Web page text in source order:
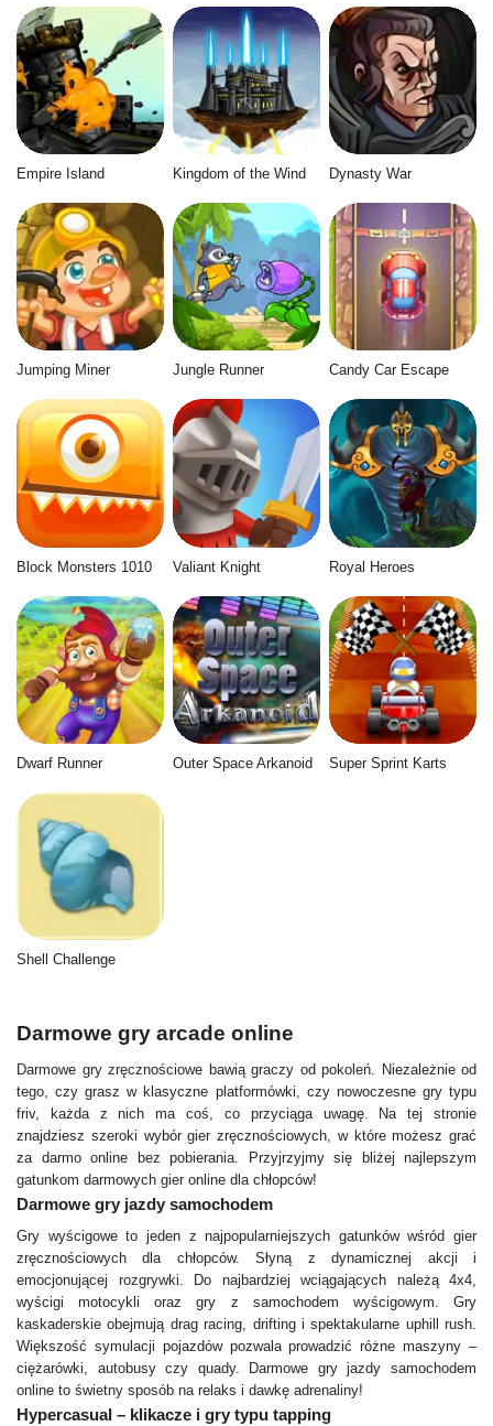
Empire Island Kingdom of the Wind Dynasty War
Jumping Miner Jungle Runner Candy Car Escape
Block Monsters 1010 Valiant Knight Royal Heroes
Dwarf Runner Outer Space Arkanoid Super Sprint Karts
Shell Challenge
Darmowe gry arcade online
Darmowe gry zręcznościowe bawią graczy od pokoleń. Niezależnie od
tego, czy grasz w klasyczne platformówki, czy nowoczesne gry typu
friv, każda z nich ma coś, co przyciąga uwagę. Na tej stronie
znajdziesz szeroki wybór gier zręcznościowych, w które możesz grać
za darmo online bez pobierania. Przyjrzyjmy się bliżej najlepszym
gatunkom darmowych gier online dla chłopców!
Darmowe gry jazdy samochodem
Gry wyścigowe to jeden z najpopularniejszych gatunków wśród gier
zręcznościowych dla chłopców. Słyną z dynamicznej akcji i
emocjonującej rozgrywki. Do najbardziej wciągających należą 4x4,
wyścigi motocykli oraz gry z samochodem wyścigowym. Gry
kaskaderskie obejmują drag racing, drifting i spektakularne uphill rush.
Większość symulacji pojazdów pozwala prowadzić różne maszyny –
ciężarówki, autobusy czy quady. Darmowe gry jazdy samochodem
online to świetny sposób na relaks i dawkę adrenaliny!
Hypercasual – klikacze i gry typu tapping